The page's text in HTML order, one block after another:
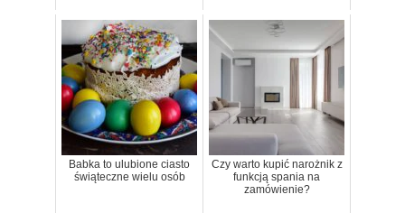
Babka to ulubione ciasto
świąteczne wielu osób
Czy warto kupić narożnik z
funkcją spania na
zamówienie?